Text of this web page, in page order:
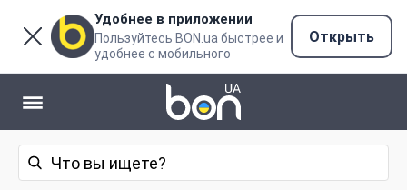
Удобнее в приложении
Пользуйтесь BON.ua быстрее и
удобнее с мобильного
Открыть